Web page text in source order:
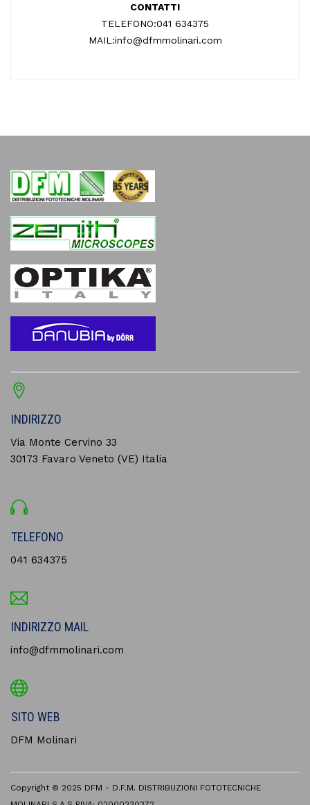
CONTATTI
TELEFONO:041 634375
MAIL:info@dfmmolinari.com
INDIRIZZO
Via Monte Cervino 33
30173 Favaro Veneto (VE) Italia
TELEFONO
041 634375
INDIRIZZO MAIL
info@dfmmolinari.com
SITO WEB
DFM Molinari
Copyright © 2025 DFM - D.F.M. DISTRIBUZIONI FOTOTECNICHE